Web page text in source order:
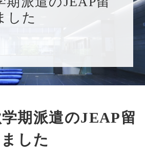
した
期派遣のJEAP留
した